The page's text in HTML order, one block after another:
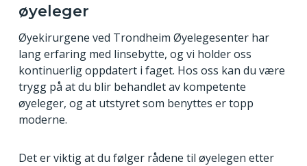
øyeleger
Øyekirurgene ved Trondheim Øyelegesenter har
lang erfaring med linsebytte, og vi holder oss
kontinuerlig oppdatert i faget. Hos oss kan du være
trygg på at du blir behandlet av kompetente
øyeleger, og at utstyret som benyttes er topp
moderne.
Det er viktig at du følger rådene til øyelegen etter